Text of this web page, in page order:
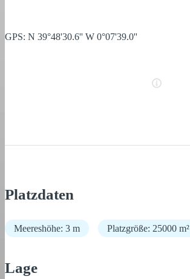
GPS: N 39°48'30.6'' W 0°07'39.0''
Platzdaten
Meereshöhe: 3 m Platzgröße: 25000 m²
Lage